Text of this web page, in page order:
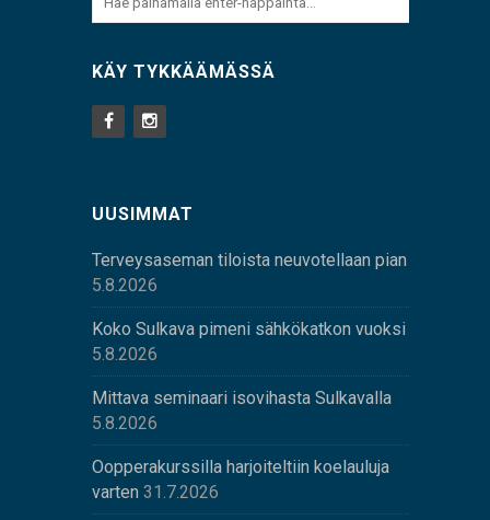
KÄY TYKKÄÄMÄSSÄ
UUSIMMAT
Terveysaseman tiloista neuvotellaan pian
5.8.2026
Koko Sulkava pimeni sähkökatkon vuoksi
5.8.2026
Mittava seminaari isovihasta Sulkavalla
5.8.2026
Oopperakurssilla harjoiteltiin koelauluja
varten 31.7.2026